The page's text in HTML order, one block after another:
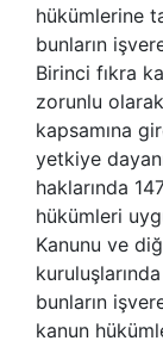
hükümlerine
bunların
Birinci fıkra
zorunlu
kapsamına
yetkiye
haklarında
hükümleri
Kanunu ve
bunların
kanun